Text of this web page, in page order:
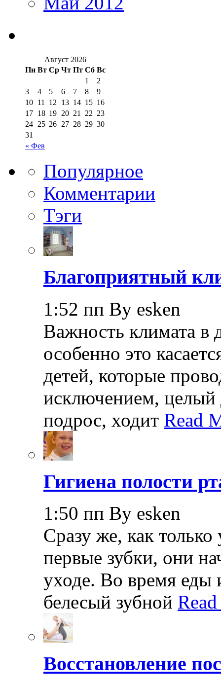
Август 2026
Пн Вт Ср Чт Пт Сб Вс
« Фев
1
2
3
4 5 6 7 8
9
10 11 12 13 14 15 16
17 18 19 20 21 22 23
24 25 26 27 28 29 30
31
Популярное
Комментарии
Тэги
Благоприятный
1:52 пп By esken
Важность климата в
особенно это
детей, которые
исключением, целый
подрос, ходит Read
Гигиена полости
1:50 пп By esken
Сразу же, как
первые зубки, они
уходе. Во время еды
белесый зубной
Восстановление